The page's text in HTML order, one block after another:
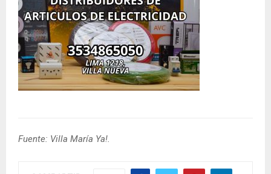
Fuente: Villa María Ya!.